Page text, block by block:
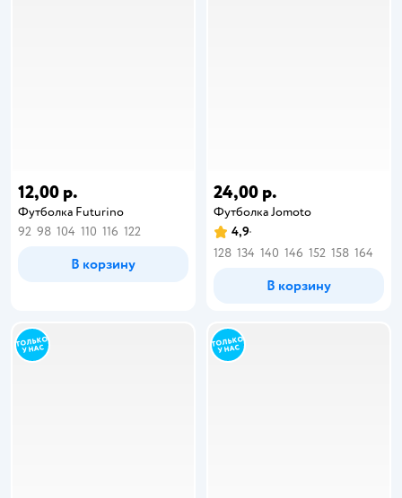
12,00 р.
Футболка Futurino
92 98 104 110 116 122
В корзину
24,00 р.
Футболка Jomoto
4,9
128 134 140 146 152 158 164
В корзину